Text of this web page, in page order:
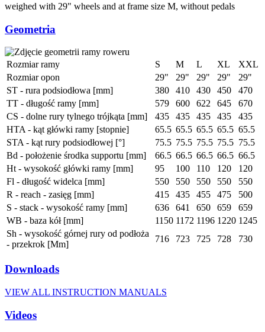
weighed with 29" wheels and at frame size M, without pedals
Geometria
Rozmiar ramy S M L XL
XXL
Rozmiar opon
29" 29" 29" 29"
29"
ST - rura podsiodłowa [mm]
380 410 430 450
470
TT - długość ramy [mm]
579 600 622 645
670
CS - dolne rury tylnego trójkąta [mm]
435 435 435 435
435
HTA - kąt główki ramy [stopnie]
65.5 65.5 65.5 65.5 65.5
STA - kąt rury podsiodłowej [°]
75.5 75.5 75.5 75.5 75.5
Bd - położenie środka supportu [mm]
66.5 66.5 66.5 66.5 66.5
Ht - wysokość główki ramy [mm]
95 100 110 120
120
Fl - długość widelca [mm]
550 550 550 550
550
R - reach - zasięg [mm]
415 435 455 475
500
S - stack - wysokość ramy [mm]
636 641 650 659
659
WB - baza kół [mm]
1150 1172 1196 1220 1245
Sh - wysokość górnej rury od podłoża
- przekrok [Mm]
716 723 725 728 730
Downloads
VIEW ALL INSTRUCTION MANUALS
Videos